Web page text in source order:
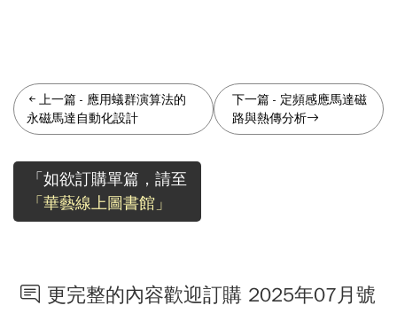
上一篇 - 應用蟻群演算法的
永磁馬達自動化設計
下一篇 - 定頻感應馬達磁
路與熱傳分析
「如欲訂購單篇，請至
「華藝線上圖書館」
更完整的內容歡迎訂購 2025年07月號